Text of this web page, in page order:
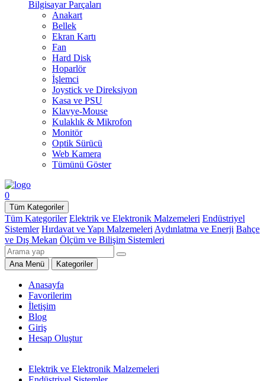
Bilgisayar Parçaları
Anakart
Bellek
Ekran Kartı
Fan
Hard Disk
Hoparlör
İşlemci
Joystick ve Direksiyon
Kasa ve PSU
Klavye-Mouse
Kulaklık & Mikrofon
Monitör
Optik Sürücü
Web Kamera
Tümünü Göster
0
Tüm Kategoriler
Tüm Kategoriler Elektrik ve Elektronik Malzemeleri Endüstriyel
Sistemler Hırdavat ve Yapı Malzemeleri Aydınlatma ve Enerji Bahçe
ve Dış Mekan Ölçüm ve Bilişim Sistemleri
Ana Menü Kategoriler
Anasayfa
Favorilerim
İletişim
Blog
Giriş
Hesap Oluştur
Elektrik ve Elektronik Malzemeleri